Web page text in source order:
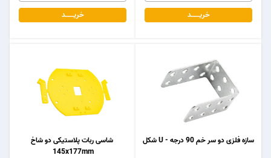
خریـــــــد خریـــــــد
شاسی ربات پلاستیکی دو شاخ
145x177mm
سازه فلزی دو سر خم 90 درجه - U شکل